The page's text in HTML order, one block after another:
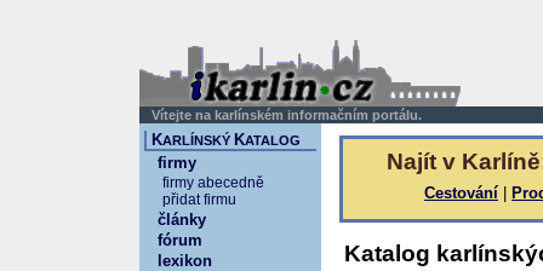
Vítejte na karlínském informačním portálu.
Najít v
Cestování
Katalog
KARLÍNSKÝ KATALOG
firmy
firmy abecedně
přidat firmu
články
fórum
lexikon